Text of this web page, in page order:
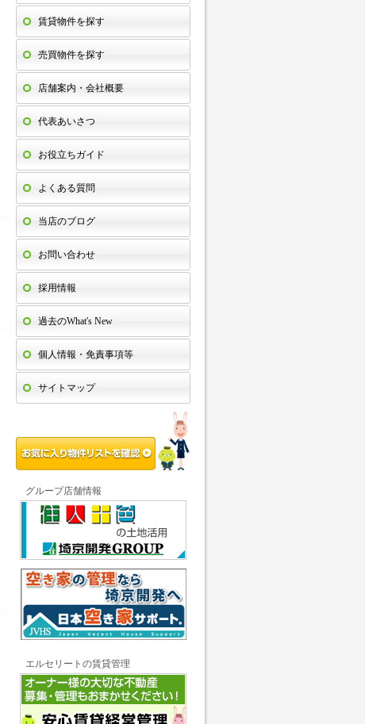
賃貸物件を探す
売買物件を探す
店舗案内・会社概要
代表あいさつ
お役立ちガイド
よくある質問
当店のブログ
お問い合わせ
採用情報
過去のWhat's New
個人情報・免責事項等
サイトマップ
グループ店舗情報
エルセリートの賃貸管理